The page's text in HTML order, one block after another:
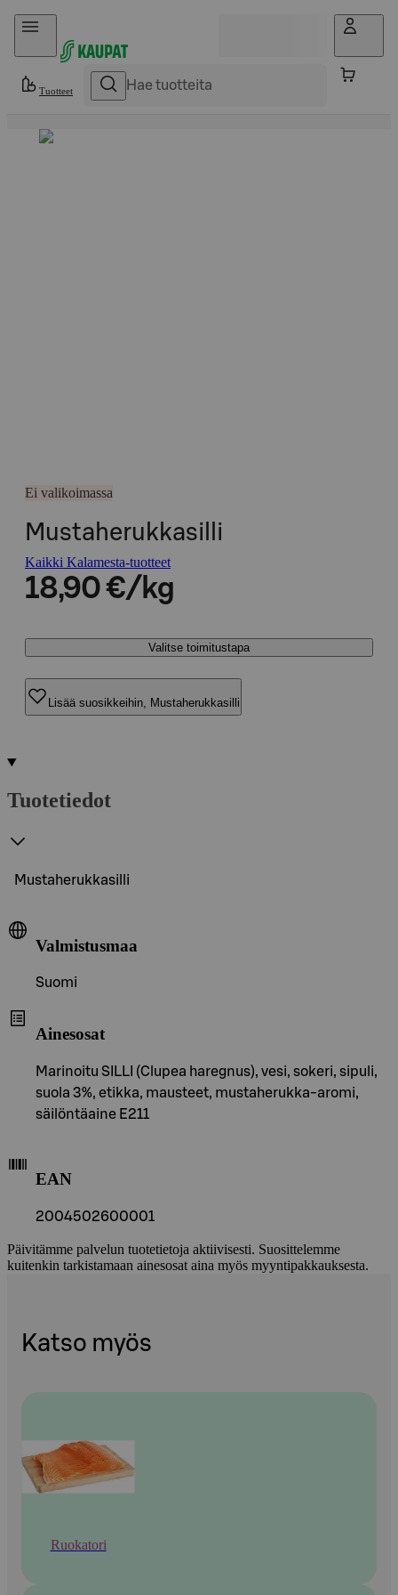
Hyppää sisältöön
Tuotteet
Ei valikoimassa
Mustaherukkasilli
Kaikki Kalamesta-tuotteet
18,90 €/kg
Valitse toimitustapa
Lisää suosikkeihin, Mustaherukkasilli
Tuotetiedot
Mustaherukkasilli
Valmistusmaa
Suomi
Ainesosat
Marinoitu SILLI (Clupea haregnus), vesi, sokeri, sipuli,
suola 3%, etikka, mausteet, mustaherukka-aromi,
säilöntäaine E211
EAN
2004502600001
Päivitämme palvelun tuotetietoja aktiivisesti. Suosittelemme
kuitenkin tarkistamaan ainesosat aina myös myyntipakkauksesta.
Katso myös
Ruokatori